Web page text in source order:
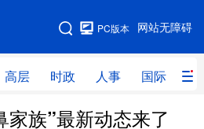
网站无障碍
PC版本
高层 时政 人事 国际 财
网站地图
时政 人事
家族”最新动态来了